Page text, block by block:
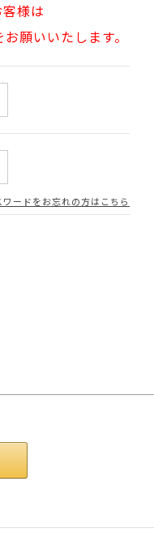
様は
願いいたします。
ワードをお忘れの方はこちら